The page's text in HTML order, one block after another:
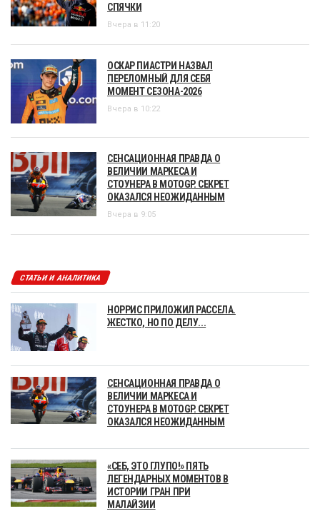
СПЯЧКИ
Вчера в 11:20
ОСКАР ПИАСТРИ НАЗВАЛ
ПЕРЕЛОМНЫЙ ДЛЯ СЕБЯ
МОМЕНТ СЕЗОНА-2026
Вчера в 10:22
СЕНСАЦИОННАЯ ПРАВДА О
ВЕЛИЧИИ МАРКЕСА И
СТОУНЕРА В MOTOGP. СЕКРЕТ
ОКАЗАЛСЯ НЕОЖИДАННЫМ
Вчера в 9:05
СТАТЬИ И АНАЛИТИКА
НОРРИС ПРИЛОЖИЛ РАССЕЛА.
ЖЕСТКО, НО ПО ДЕЛУ...
СЕНСАЦИОННАЯ ПРАВДА О
ВЕЛИЧИИ МАРКЕСА И
СТОУНЕРА В MOTOGP. СЕКРЕТ
ОКАЗАЛСЯ НЕОЖИДАННЫМ
«СЕБ, ЭТО ГЛУПО!» ПЯТЬ
ЛЕГЕНДАРНЫХ МОМЕНТОВ В
ИСТОРИИ ГРАН ПРИ
МАЛАЙЗИИ